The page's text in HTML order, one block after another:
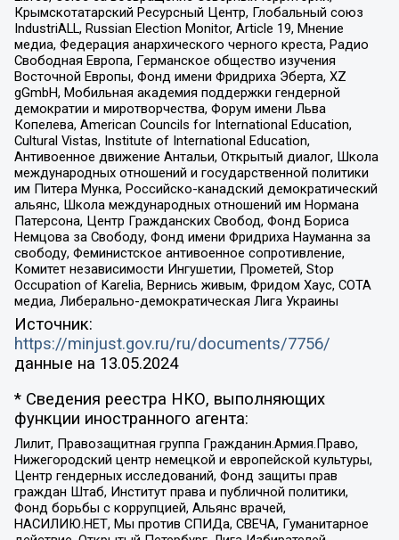
Крымскотатарский Ресурсный Центр, Глобальный союз
IndustriALL, Russian Election Monitor, Article 19, Мнение
медиа, Федерация анархического черного креста, Радио
Свободная Европа, Германское общество изучения
Восточной Европы, Фонд имени Фридриха Эберта, XZ
gGmbH, Мобильная академия поддержки гендерной
демократии и миротворчества, Форум имени Льва
Копелева, American Councils for International Education,
Cultural Vistas, Institute of International Education,
Антивоенное движение Антальи, Открытый диалог, Школа
международных отношений и государственной политики
им Питера Мунка, Российско-канадский демократический
альянс, Школа международных отношений им Нормана
Патерсона, Центр Гражданских Свобод, Фонд Бориса
Немцова за Свободу, Фонд имени Фридриха Науманна за
свободу, Феминистское антивоенное сопротивление,
Комитет независимости Ингушетии, Прометей, Stop
Occupation of Karelia, Вернись живым, Фридом Хаус, СОТА
медиа, Либерально-демократическая Лига Украины
Источник:
https://minjust.gov.ru/ru/documents/7756/
данные на 13.05.2024
* Сведения реестра НКО, выполняющих
функции иностранного агента:
Лилит, Правозащитная группа Гражданин.Армия.Право,
Нижегородский центр немецкой и европейской культуры,
Центр гендерных исследований, Фонд защиты прав
граждан Штаб, Институт права и публичной политики,
Фонд борьбы с коррупцией, Альянс врачей,
НАСИЛИЮ.НЕТ, Мы против СПИДа, СВЕЧА, Гуманитарное